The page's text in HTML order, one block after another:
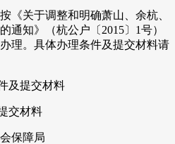
《关于调整和明确萧山、余杭、
通知》（杭公户〔2015〕1号）
理。具体办理条件及提交材料请
及提交材料
交材料
保障局